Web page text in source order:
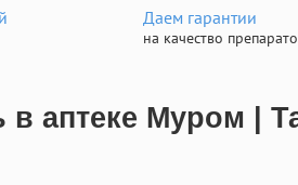
Даем гарантии
на качество
в аптеке Муром |